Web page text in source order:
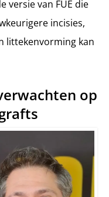
versie van FUE die
incisies,
littekenvorming kan
op